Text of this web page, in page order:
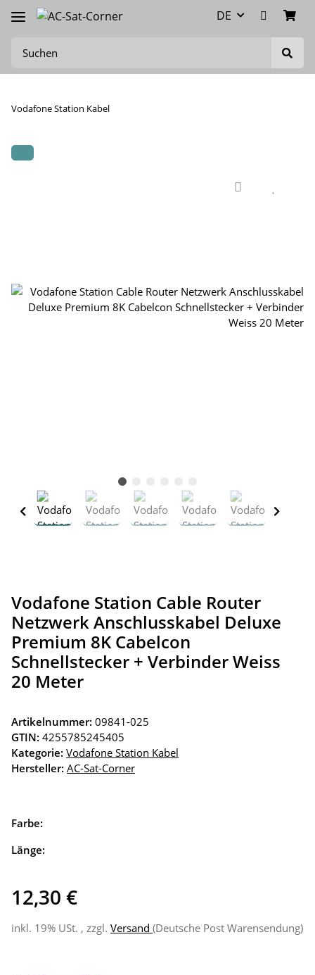
DE
Vodafone Station Kabel
Vodafone Station Cable Router
Netzwerk Anschlusskabel Deluxe
Premium 8K Cabelcon
Schnellstecker + Verbinder Weiss
20 Meter
Artikelnummer: 09841-025
GTIN: 4255785245405
Kategorie: Vodafone Station Kabel
Hersteller: AC-Sat-Corner
Farbe:
Länge:
12,30 €
inkl. 19% USt. , zzgl. Versand (Deutsche Post Warensendung)